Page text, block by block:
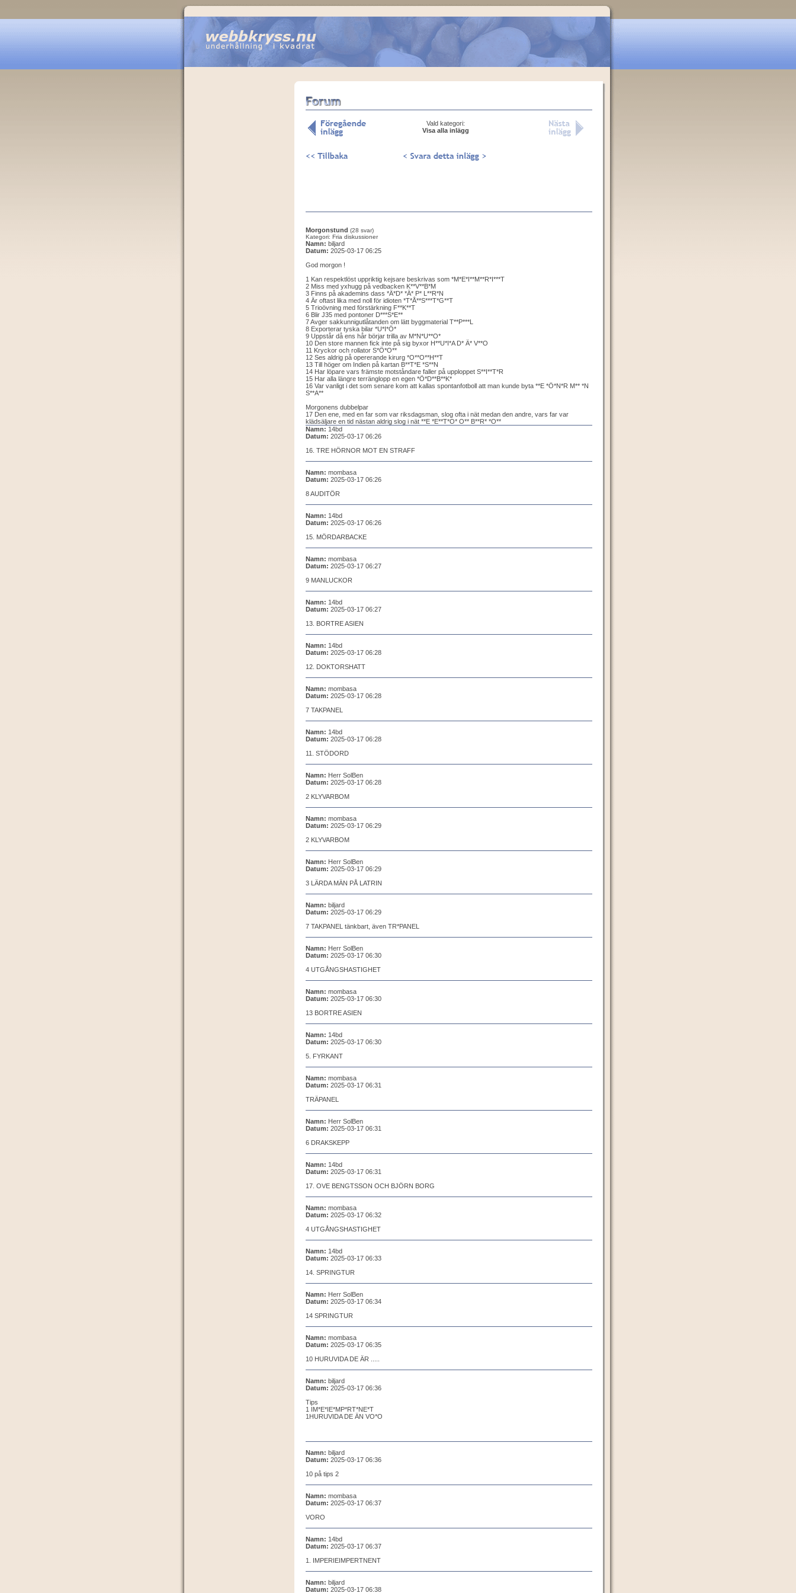
Vald kategori:
Visa alla inlägg
Morgonstund (28 svar)
Kategori: Fria diskussioner
Namn: biljard
Datum: 2025-03-17 06:25
God morgon !
1 Kan respektlöst uppriktig kejsare beskrivas som *M*E*I**M**R*I***T
2 Miss med yxhugg på vedbacken K**V**B*M
3 Finns på akademins dass *Ä*D* *Ä* P* L**R*N
4 Är oftast lika med noll för idioten *T*Å**S***T*G**T
5 Trioövning med förstärkning F**K**T
6 Blir J35 med pontoner D***S*E**
7 Avger sakkunnigutlåtanden om lätt byggmaterial T**P***L
8 Exporterar tyska bilar *U*I*Ö*
9 Uppstår då ens hår börjar trilla av M*N*U**O*
10 Den store mannen fick inte på sig byxor H**U*I*A D* Ä* V**O
11 Kryckor och rollator S*Ö*O**
12 Ses aldrig på opererande kirurg *O**O**H**T
13 Till höger om Indien på kartan B**T*E *S**N
14 Har löpare vars främste motståndare faller på upploppet S**I**T*R
15 Har alla längre terränglopp en egen *Ö*D**B**K*
16 Var vanligt i det som senare kom att kallas spontanfotboll att man kunde byta **E *Ö*N*R M** *N
S**A**
Morgonens dubbelpar
17 Den ene, med en far som var riksdagsman, slog ofta i nät medan den andre, vars far var
klädsäljare en tid nästan aldrig slog i nät **E *E**T*O* O** B**R* *O**
Namn: 14bd
Datum: 2025-03-17 06:26
16. TRE HÖRNOR MOT EN STRAFF
Namn: mombasa
Datum: 2025-03-17 06:26
8 AUDITÖR
Namn: 14bd
Datum: 2025-03-17 06:26
15. MÖRDARBACKE
Namn: mombasa
Datum: 2025-03-17 06:27
9 MANLUCKOR
Namn: 14bd
Datum: 2025-03-17 06:27
13. BORTRE ASIEN
Namn: 14bd
Datum: 2025-03-17 06:28
12. DOKTORSHATT
Namn: mombasa
Datum: 2025-03-17 06:28
7 TAKPANEL
Namn: 14bd
Datum: 2025-03-17 06:28
11. STÖDORD
Namn: Herr SolBen
Datum: 2025-03-17 06:28
2 KLYVARBOM
Namn: mombasa
Datum: 2025-03-17 06:29
2 KLYVARBOM
Namn: Herr SolBen
Datum: 2025-03-17 06:29
3 LÄRDA MÄN PÅ LATRIN
Namn: biljard
Datum: 2025-03-17 06:29
7 TAKPANEL tänkbart, även TR*PANEL
Namn: Herr SolBen
Datum: 2025-03-17 06:30
4 UTGÅNGSHASTIGHET
Namn: mombasa
Datum: 2025-03-17 06:30
13 BORTRE ASIEN
Namn: 14bd
Datum: 2025-03-17 06:30
5. FYRKANT
Namn: mombasa
Datum: 2025-03-17 06:31
TRÄPANEL
Namn: Herr SolBen
Datum: 2025-03-17 06:31
6 DRAKSKEPP
Namn: 14bd
Datum: 2025-03-17 06:31
17. OVE BENGTSSON OCH BJÖRN BORG
Namn: mombasa
Datum: 2025-03-17 06:32
4 UTGÅNGSHASTIGHET
Namn: 14bd
Datum: 2025-03-17 06:33
14. SPRINGTUR
Namn: Herr SolBen
Datum: 2025-03-17 06:34
14 SPRINGTUR
Namn: mombasa
Datum: 2025-03-17 06:35
10 HURUVIDA DE ÄR .....
Namn: biljard
Datum: 2025-03-17 06:36
Tips
1 IM*E*IE*MP*RT*NE*T
1HURUVIDA DE ÄN VO*O
Namn: biljard
Datum: 2025-03-17 06:36
10 på tips 2
Namn: mombasa
Datum: 2025-03-17 06:37
VORO
Namn: 14bd
Datum: 2025-03-17 06:37
1. IMPERIEIMPERTNENT
Namn: biljard
Datum: 2025-03-17 06:38